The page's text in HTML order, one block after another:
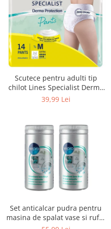
Scutece pentru adulti tip
chilot Lines Specialist Derma
Protection Extra, 7 picaturi,
39,99 Lei
Set anticalcar pudra pentru
masina de spalat vase si rufe,
WPRO 484000008416, 2 x 250g